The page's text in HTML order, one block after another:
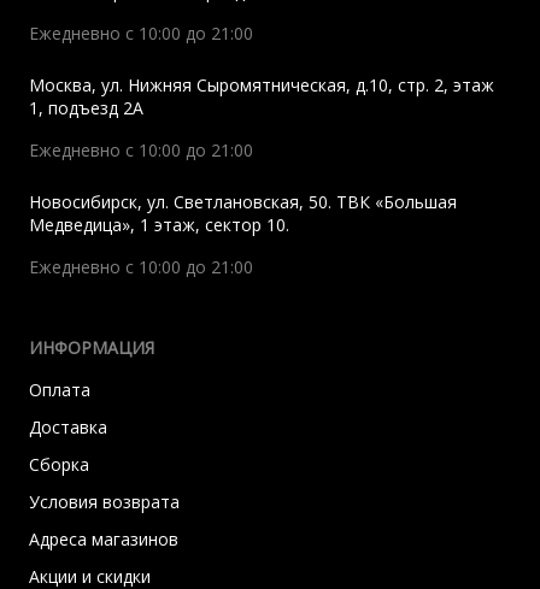
Ежедневно с 10:00 до 21:00
Москва, ул. Нижняя Сыромятническая, д.10, стр. 2, этаж
1, подъезд 2A
Ежедневно с 10:00 до 21:00
Новосибирск, ул. Светлановская, 50. ТВК «Большая
Медведица», 1 этаж, сектор 10.
Ежедневно с 10:00 до 21:00
ИНФОРМАЦИЯ
Оплата
Доставка
Сборка
Условия возврата
Адреса магазинов
Акции и скидки